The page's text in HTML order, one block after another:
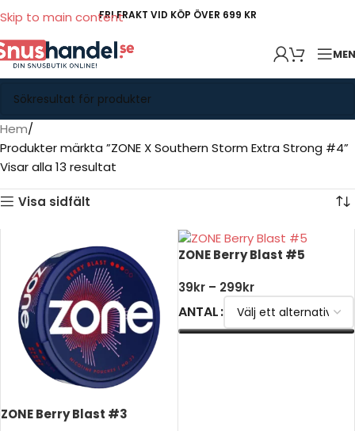
Skip to main contentFRI FRAKT VID KÖP ÖVER 699 KR
Hem
Produkter märkta ”ZONE X Southern Storm Extra Strong #4”
Visar alla 13 resultat
Visa sidfält
ZONE Berry Blast #3
ZONE Berry Blast #5
39kr – 299kr
ANTAL